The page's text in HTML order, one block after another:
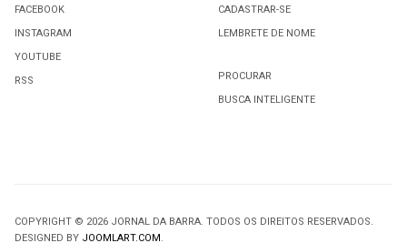
FACEBOOK
INSTAGRAM
YOUTUBE
RSS
CADASTRAR-SE
LEMBRETE DE NOME
PROCURAR
BUSCA INTELIGENTE
COPYRIGHT © 2026 JORNAL DA BARRA. TODOS OS DIREITOS RESERVADOS.
DESIGNED BY JOOMLART.COM.